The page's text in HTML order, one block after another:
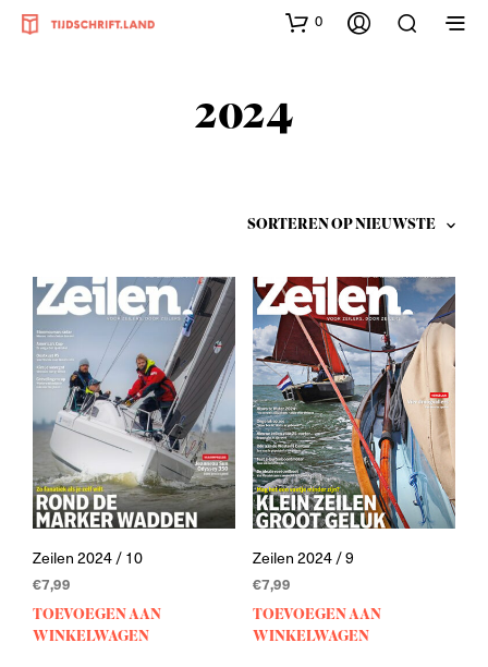
0
2024
Zeilen 2024 / 10
€7,99
TOEVOEGEN AAN
WINKELWAGEN
Zeilen 2024 / 9
€7,99
TOEVOEGEN AAN
WINKELWAGEN